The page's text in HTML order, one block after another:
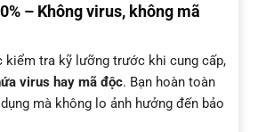
– Không virus, không mã
kiểm tra kỹ lưỡng trước khi cung cấp,
virus hay mã độc. Bạn hoàn toàn
mà không lo ảnh hưởng đến bảo